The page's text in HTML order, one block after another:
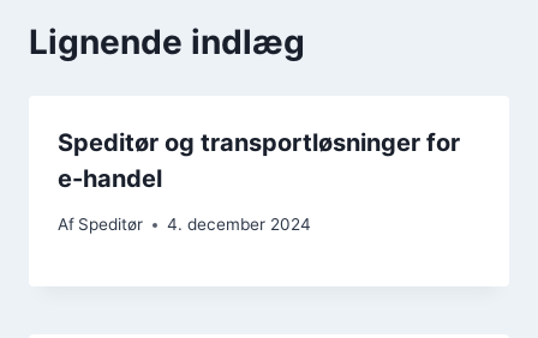
Lignende indlæg
Speditør og transportløsninger for
e-handel
Af Speditør 4. december 2024